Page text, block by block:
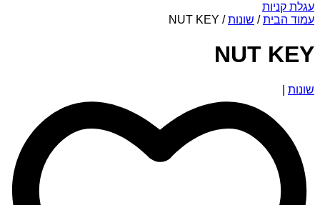
עגלת קניות
עמוד הבית/ שונות/ NUT KEY
NUT KEY
שונות